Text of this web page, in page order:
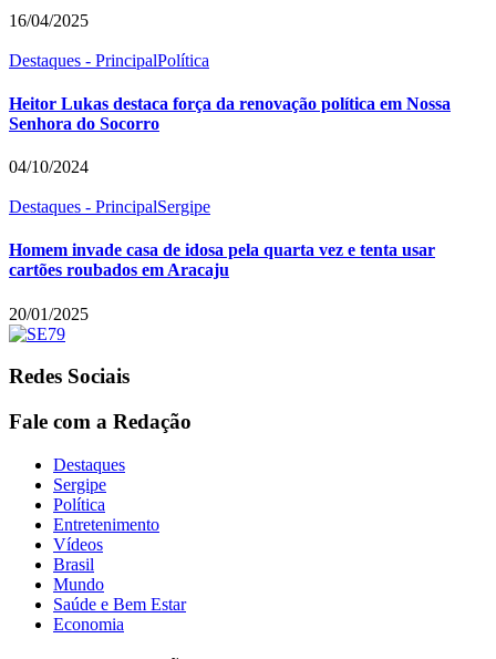
16/04/2025
Destaques - PrincipalPolítica
Heitor Lukas destaca força da renovação política em Nossa
Senhora do Socorro
04/10/2024
Destaques - PrincipalSergipe
Homem invade casa de idosa pela quarta vez e tenta usar
cartões roubados em Aracaju
20/01/2025
Redes Sociais
Fale com a Redação
Destaques
Sergipe
Política
Entretenimento
Vídeos
Brasil
Mundo
Saúde e Bem Estar
Economia